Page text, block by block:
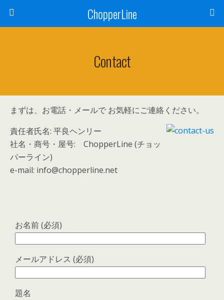
ChopperLine
Contact
まずは、お電話・メールで お気軽にご連絡ください。
責任者氏名: 平良ヘンリー
社名・商号・屋号: ChopperLine (チョッ
パーライン)
e-mail: info@chopperline.net
お名前 (必須)
メールアドレス (必須)
題名